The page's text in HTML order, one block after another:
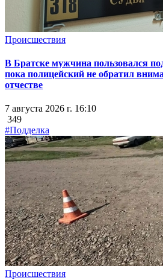
Происшествия
В Братске мужчина пользовался
пока полицейский не обратил
отчестве
7 августа 2026 г. 16:10
349
#Подделка
Происшествия